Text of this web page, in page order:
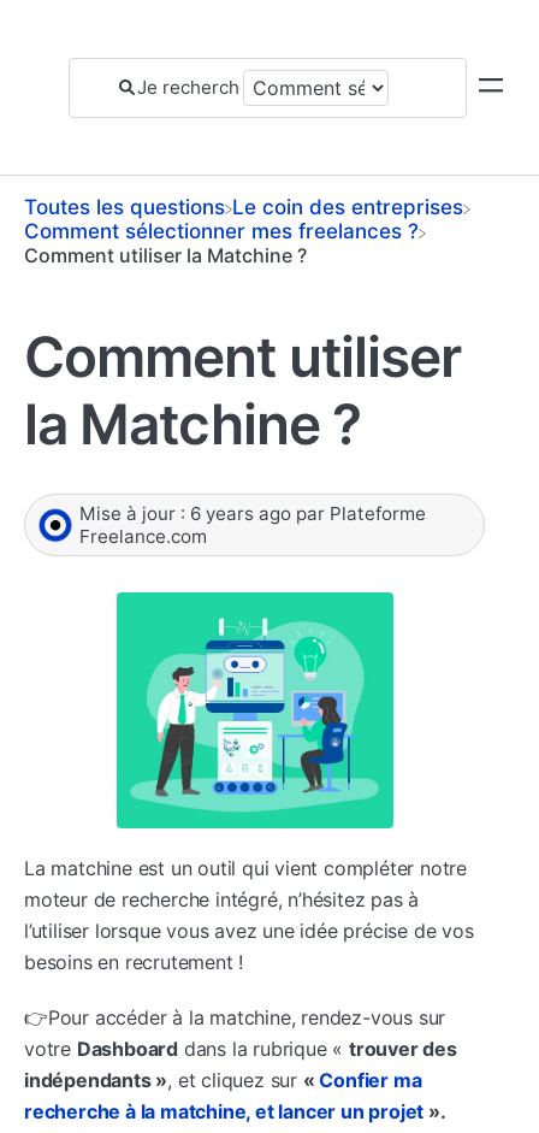
Toutes les questions ​Le coin des entreprises
​Comment sélectionner mes freelances ?
Comment utiliser la Matchine ?
Comment utiliser
la Matchine ?
Mise à jour : 6 years ago par Plateforme
Freelance.com
La matchine est un outil qui vient compléter notre
moteur de recherche intégré, n’hésitez pas à
l’utiliser lorsque vous avez une idée précise de vos
besoins en recrutement !
👉Pour accéder à la matchine, rendez-vous sur
votre Dashboard dans la rubrique «trouver des
indépendants », et cliquez sur «Confier ma
recherche à la matchine, et lancer un projet ».